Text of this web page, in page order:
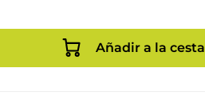
Añadir a la cesta